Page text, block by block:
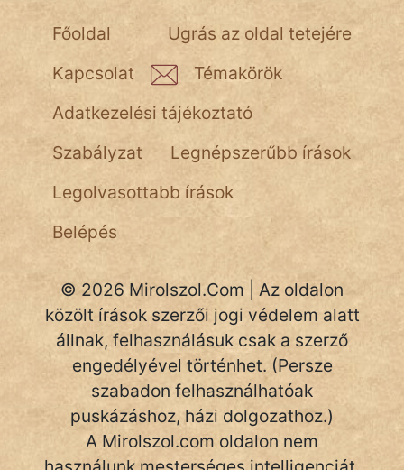
Ugrás az oldal tetejére
Főoldal
Kapcsolat
Témakörök
Adatkezelési tájékoztató
Szabályzat
Legnépszerűbb írások
Legolvasottabb írások
Belépés
© 2026 Mirolszol.Com | Az oldalon
közölt írások szerzői jogi védelem alatt
állnak, felhasználásuk csak a szerző
engedélyével történhet. (Persze
szabadon felhasználhatóak
puskázáshoz, házi dolgozathoz.)
A Mirolszol.com oldalon nem